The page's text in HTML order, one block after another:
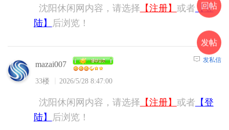
沈阳休闲网内容，请选择 【注册】 或者 【登
陆】
后浏览！
mazai007
33楼 2026/5/28 8:47:00
发私信
沈阳休闲网内容，请选择 【注册】 或者 【登
陆】
后浏览！
回帖
发帖